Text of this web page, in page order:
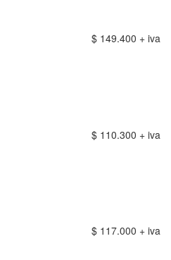
$ 149.400 + iva
$ 110.300 + iva
$ 117.000 + iva